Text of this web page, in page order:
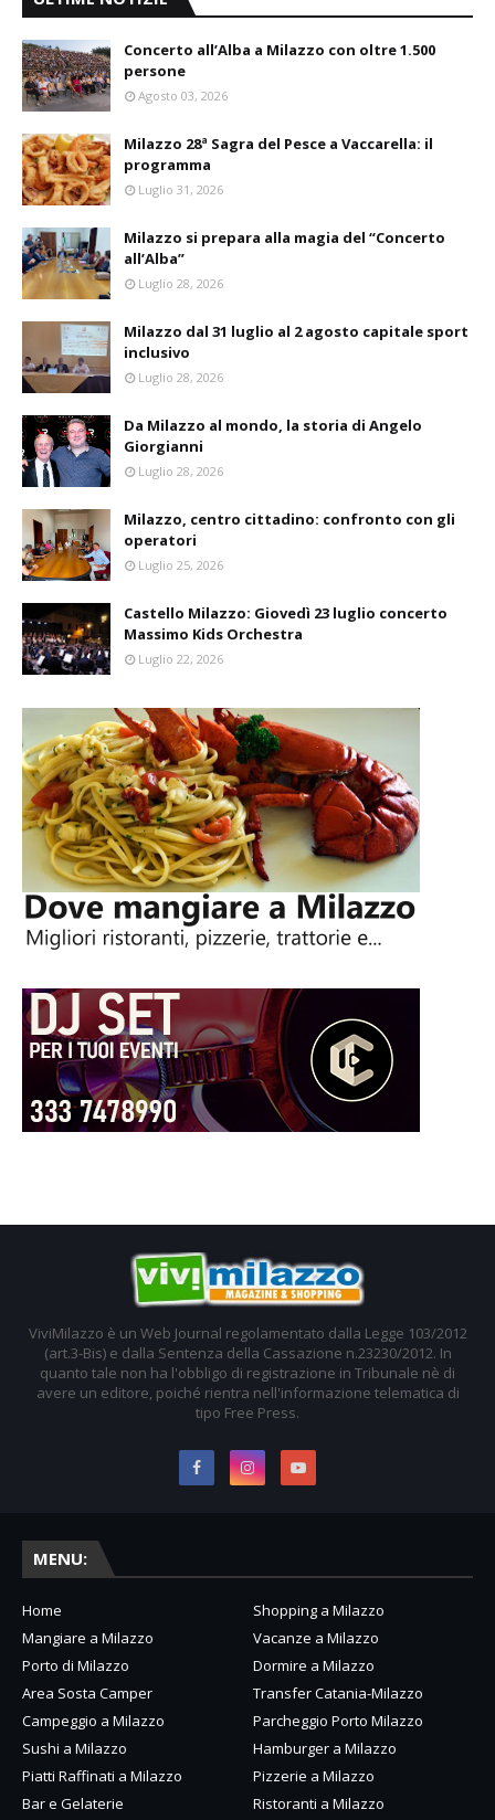
Concerto all’Alba a Milazzo con oltre 1.500
persone
Agosto 03, 2026
Milazzo 28ª Sagra del Pesce a Vaccarella: il
programma
Luglio 31, 2026
Milazzo si prepara alla magia del “Concerto
all’Alba”
Luglio 28, 2026
Milazzo dal 31 luglio al 2 agosto capitale sport
inclusivo
Luglio 28, 2026
Da Milazzo al mondo, la storia di Angelo
Giorgianni
Luglio 28, 2026
Milazzo, centro cittadino: confronto con gli
operatori
Luglio 25, 2026
Castello Milazzo: Giovedì 23 luglio concerto
Massimo Kids Orchestra
Luglio 22, 2026
ViviMilazzo è un Web Journal regolamentato dalla Legge 103/2012
(art.3-Bis) e dalla Sentenza della Cassazione n.23230/2012. In
quanto tale non ha l'obbligo di registrazione in Tribunale nè di
avere un editore, poiché rientra nell'informazione telematica di
tipo Free Press.
MENU:
Home
Shopping a Milazzo
Mangiare a Milazzo
Vacanze a Milazzo
Porto di Milazzo
Dormire a Milazzo
Area Sosta Camper
Transfer Catania-Milazzo
Campeggio a Milazzo
Parcheggio Porto Milazzo
Sushi a Milazzo
Hamburger a Milazzo
Piatti Raffinati a Milazzo
Pizzerie a Milazzo
Bar e Gelaterie
Ristoranti a Milazzo